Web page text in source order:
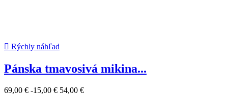
 Rýchly náhľad
Pánska tmavosivá mikina...
69,00 € -15,00 € 54,00 €